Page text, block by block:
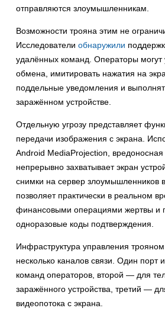
отправляются злоумышленникам.
Возможности трояна этим не
Исследователи обнаружили
удалённых команд. Операторы
обмена, имитировать нажатия на
поддельные уведомления и
заражённом устройстве.
Отдельную угрозу представляет
передачи изображения с экрана.
Android MediaProjection,
непрерывно захватывает экран
снимки на сервер злоумышленников
позволяет практически в реальном
финансовыми операциями жертвы и
одноразовые коды подтверждения.
Инфраструктура управления
несколько каналов связи. Один порт
команд операторов, второй — для
заражённого устройства, третий —
видеопотока с экрана.